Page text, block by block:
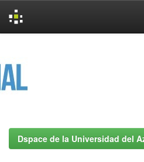
Dspace de la Universidad del